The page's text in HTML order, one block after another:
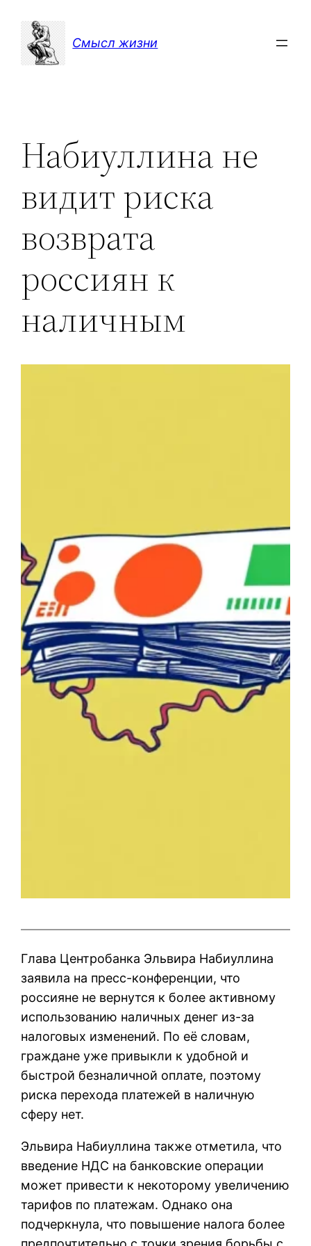
содержимому
Смысл жизни
Набиуллина не
видит риска
возврата
россиян к
наличным
Глава Центробанка Эльвира Набиуллина
заявила на пресс-конференции, что
россияне не вернутся к более активному
использованию наличных денег из-за
налоговых изменений. По её словам,
граждане уже привыкли к удобной и
быстрой безналичной оплате, поэтому
риска перехода платежей в наличную
сферу нет.
Эльвира Набиуллина также отметила, что
введение НДС на банковские операции
может привести к некоторому увеличению
тарифов по платежам. Однако она
подчеркнула, что повышение налога более